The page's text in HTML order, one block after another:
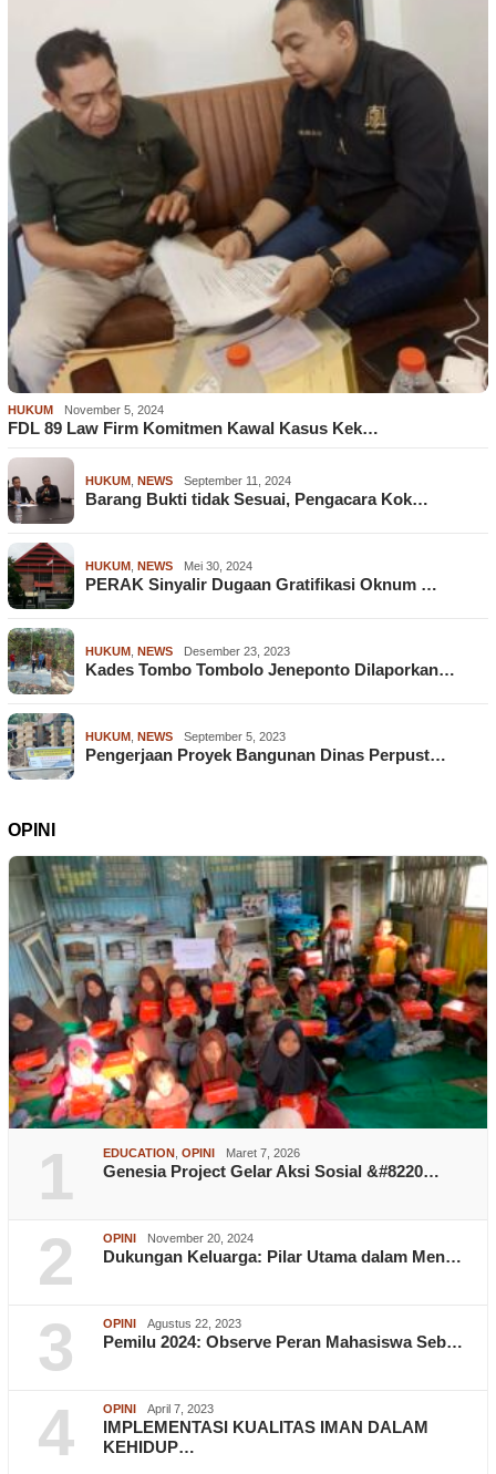
HUKUM November 5, 2024
FDL 89 Law Firm Komitmen Kawal Kasus Kek…
HUKUM NEWS September 11, 2024
Barang Bukti tidak Sesuai, Pengacara Kok…
HUKUM NEWS Mei 30, 2024
PERAK Sinyalir Dugaan Gratifikasi Oknum …
HUKUM NEWS Desember 23, 2023
Kades Tombo Tombolo Jeneponto Dilaporkan…
HUKUM NEWS September 5, 2023
Pengerjaan Proyek Bangunan Dinas Perpust…
OPINI
1 EDUCATION OPINI Maret 7, 2026
Genesia Project Gelar Aksi Sosial &#8220…
2 OPINI November 20, 2024
Dukungan Keluarga: Pilar Utama dalam Men…
3 OPINI Agustus 22, 2023
Pemilu 2024: Observe Peran Mahasiswa Seb…
4 OPINI April 7, 2023
IMPLEMENTASI KUALITAS IMAN DALAM
KEHIDUP…